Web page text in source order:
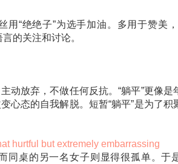
“绝绝子”为选手加油。多用于赞美
的关注和讨论。
动放弃，不做任何反抗。“躺平”更像是
心态的自我解脱。短暂“躺平”是为了积
hurtful but extremely embarrassing
同桌的另一名女子则显得很孤单。于